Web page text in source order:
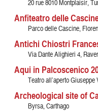
20 rue 8010 Montplaisir,
Anfiteatro delle
Parco delle Cascine,
Antichi Chiostri
Via Dante Alighieri 4,
Aqui in Palcoscenico
Teatro all’aperto
Archeological site of
Byrsa, Carthago